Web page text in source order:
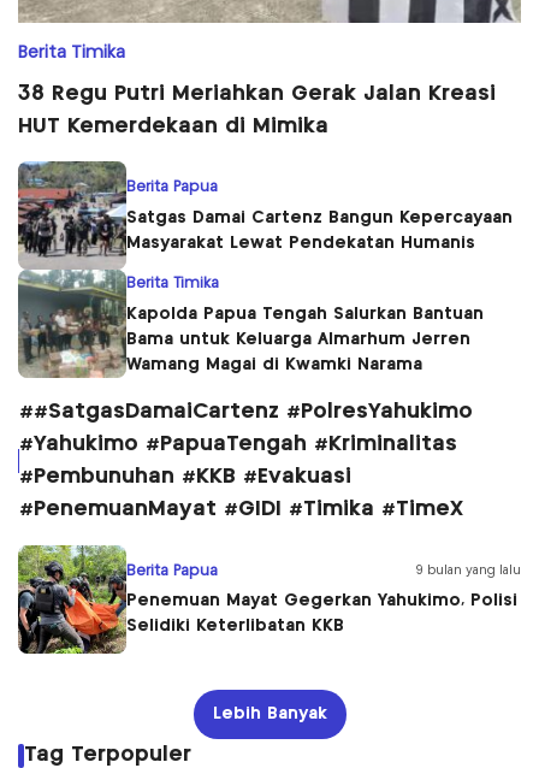
Berita Timika
38 Regu Putri Meriahkan Gerak Jalan Kreasi
HUT Kemerdekaan di Mimika
Berita Papua
Satgas Damai Cartenz Bangun Kepercayaan
Masyarakat Lewat Pendekatan Humanis
Berita Timika
Kapolda Papua Tengah Salurkan Bantuan
Bama untuk Keluarga Almarhum Jerren
Wamang Magai di Kwamki Narama
##SatgasDamaiCartenz #PolresYahukimo
#Yahukimo #PapuaTengah #Kriminalitas
#Pembunuhan #KKB #Evakuasi
#PenemuanMayat #GIDI #Timika #TimeX
Berita Papua 9 bulan yang lalu
Penemuan Mayat Gegerkan Yahukimo, Polisi
Selidiki Keterlibatan KKB
Lebih Banyak
Tag Terpopuler